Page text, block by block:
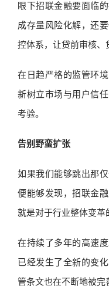
眼下招联金融要面临
成存量风险化解，还
控体系，让贷前审核、
在日趋严格的监管环
新树立市场与用户信
考验。
告别野蛮扩张
如果我们能够跳出那
便能够发现，招联金
就是对于行业整体变革
在持续了多年的高速
已经发生了全新的变
管条文也在不断地被完